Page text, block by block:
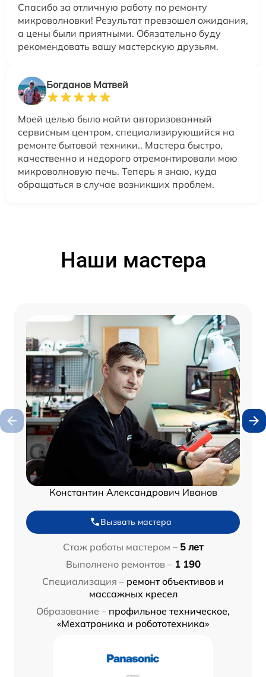
Спасибо за отличную работу по ремонту
микроволновки! Результат превзошел ожидания,
а цены были приятными. Обязательно буду
рекомендовать вашу мастерскую друзьям.
Богданов Матвей
Моей целью было найти авторизованный
сервисным центром, специализирующийся на
ремонте бытовой техники.. Мастера быстро,
качественно и недорого отремонтировали мою
микроволновую печь. Теперь я знаю, куда
обращаться в случае возникших проблем.
Наши мастера
Константин Александрович Иванов
Вызвать мастера
Стаж работы мастером – 5 лет
Выполнено ремонтов – 1 190
Специализация – ремонт объективов и
массажных кресел
Образование – профильное техническое,
«Мехатроника и робототехника»